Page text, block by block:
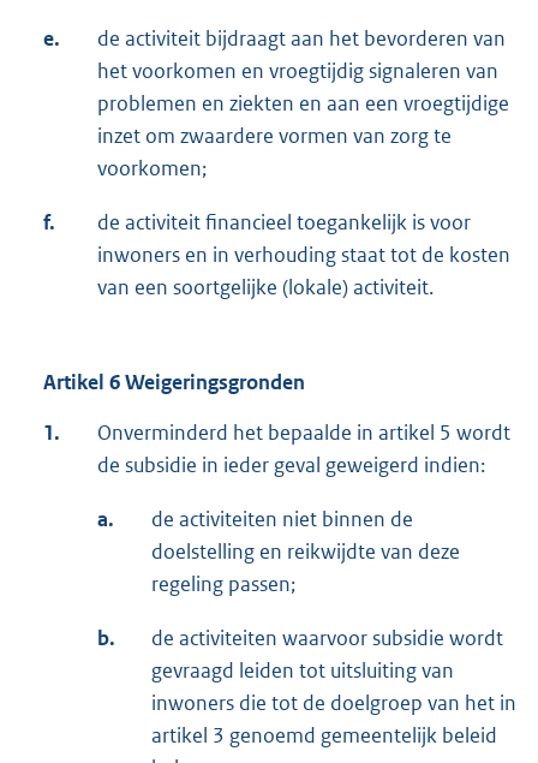
e.
de activiteit bijdraagt aan het bevorderen van
het voorkomen en vroegtijdig signaleren van
problemen en ziekten en aan een vroegtijdige
inzet om zwaardere vormen van zorg te
voorkomen;
f.
de activiteit financieel toegankelijk is voor
inwoners en in verhouding staat tot de kosten
van een soortgelijke (lokale) activiteit.
Artikel 6 Weigeringsgronden
1.
Onverminderd het bepaalde in artikel 5 wordt
de subsidie in ieder geval geweigerd indien:
a.
de activiteiten niet binnen de
doelstelling en reikwijdte van deze
regeling passen;
b.
de activiteiten waarvoor subsidie wordt
gevraagd leiden tot uitsluiting van
inwoners die tot de doelgroep van het in
artikel 3 genoemd gemeentelijk beleid